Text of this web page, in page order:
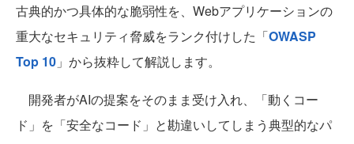
古典的かつ具体的な脆弱性を、Webアプリケーションの
重大なセキュリティ脅威をランク付けした「OWASP
Top 10 」から抜粋して解説します。
開発者がAIの提案をそのまま受け入れ、「動くコー
ド」を「安全なコード」と勘違いしてしまう典型的なパ